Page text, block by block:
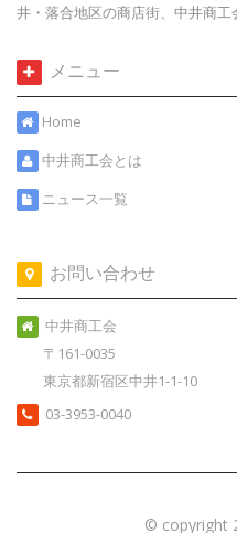
井・落合地区の商店街、中井商工
メニュー
Home
中井商工会とは
ニュース一覧
お問い合わせ
中井商工会
〒161-0035
東京都新宿区中井1-1-10
03-3953-0040
© copyright